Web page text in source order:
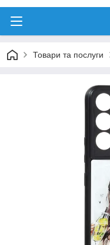
Товари та послуги